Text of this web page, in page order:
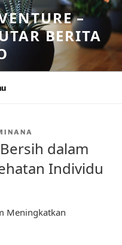
–
BERITA
dalam
Individu
Meningkatkan